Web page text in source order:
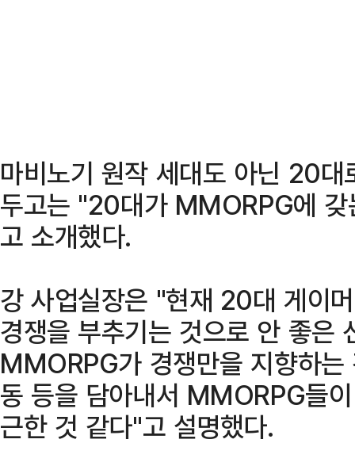
마비노기 원작 세대도 아닌 20
두고는 "20대가 MMORPG에 갖
고 소개했다.
강 사업실장은 "현재 20대 게이
경쟁을 부추기는 것으로 안 좋은
MMORPG가 경쟁만을 지향하
동 등을 담아내서 MMORPG들
근한 것 같다"고 설명했다.